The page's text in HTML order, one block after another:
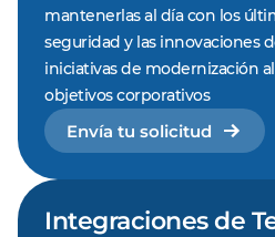
mantenerlas al día con los
seguridad y las innovaciones
iniciativas de modernización
objetivos corporativos
Envía tu solicitud
Integraciones de